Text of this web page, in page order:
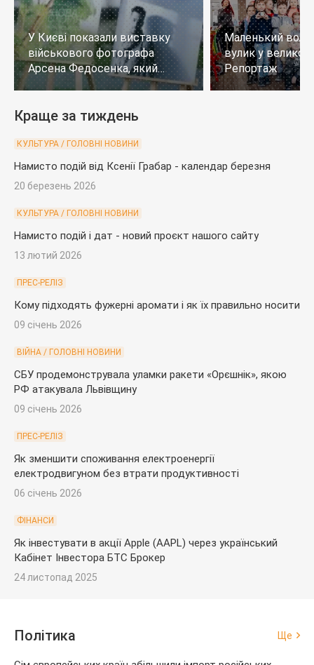
У Києві показали виставку
військового фотографа
Арсена Федосенка, який
загинув на війні
Маленький
вулик у
Репортаж
Краще за тиждень
КУЛЬТУРА / ГОЛОВНІ НОВИНИ
Намисто подій від Ксенії Грабар - календар березня
20 березень 2026
КУЛЬТУРА / ГОЛОВНІ НОВИНИ
Намисто подій і дат - новий проєкт нашого сайту
13 лютий 2026
ПРЕС-РЕЛІЗ
Кому підходять фужерні аромати і як їх правильно носити
09 січень 2026
ВІЙНА / ГОЛОВНІ НОВИНИ
СБУ продемонструвала уламки ракети «Орєшнік», якою
РФ атакувала Львівщину
09 січень 2026
ПРЕС-РЕЛІЗ
Як зменшити споживання електроенергії
електродвигуном без втрати продуктивності
06 січень 2026
ФІНАНСИ
Як інвестувати в акції Apple (AAPL) через український
Кабінет Інвестора БТС Брокер
24 листопад 2025
Політика Ще